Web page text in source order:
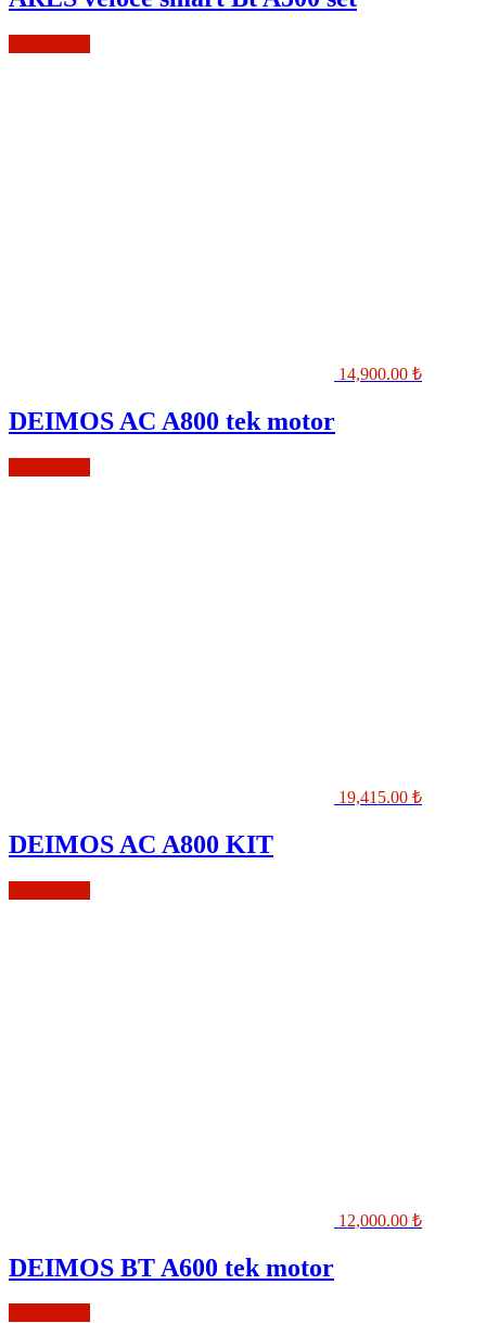
14,900.00 ₺
DEIMOS AC A800 tek motor
19,415.00 ₺
DEIMOS AC A800 KIT
12,000.00 ₺
DEIMOS BT A600 tek motor